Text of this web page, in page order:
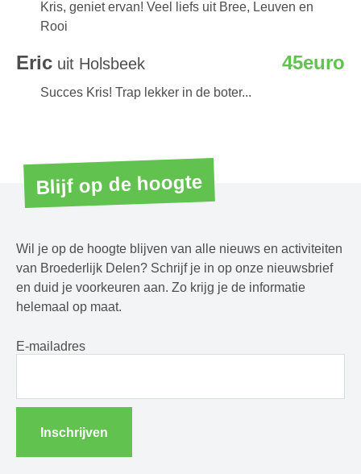
Kris, geniet ervan! Veel liefs uit Bree, Leuven en
Rooi
Eric uit Holsbeek 45euro
Succes Kris! Trap lekker in de boter...
Blijf op de hoogte
Wil je op de hoogte blijven van alle nieuws en activiteiten
van Broederlijk Delen? Schrijf je in op onze nieuwsbrief
en duid je voorkeuren aan. Zo krijg je de informatie
helemaal op maat.
E-mailadres
Inschrijven